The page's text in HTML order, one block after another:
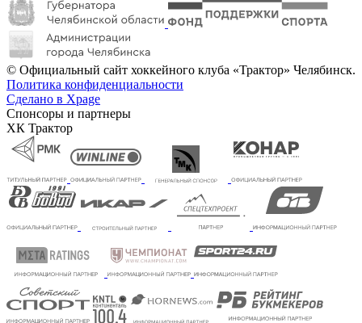
© Официальный сайт хоккейного клуба «Трактор» Челябинск.
Политика конфиденциальности
Сделано в Xpage
Спонсоры и партнеры
ХК Трактор